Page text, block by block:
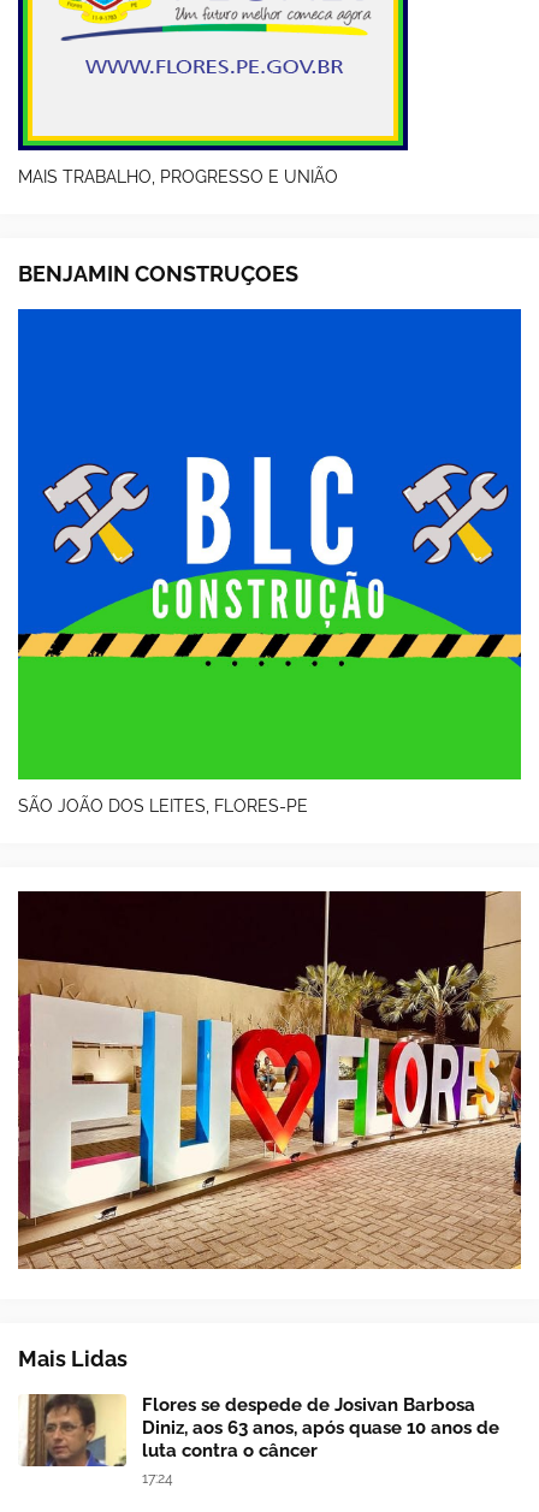
MAIS TRABALHO, PROGRESSO E UNIÃO
BENJAMIN CONSTRUÇOES
SÃO JOÃO DOS LEITES, FLORES-PE
Mais Lidas
Flores se despede de Josivan Barbosa
Diniz, aos 63 anos, após quase 10 anos de
luta contra o câncer
17:24